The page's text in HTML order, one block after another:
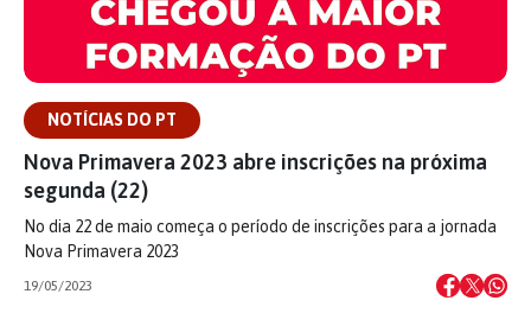
NOTÍCIAS DO PT
Nova Primavera 2023 abre inscrições na próxima
segunda (22)
No dia 22 de maio começa o período de inscrições para a jornada
Nova Primavera 2023
19/05/2023